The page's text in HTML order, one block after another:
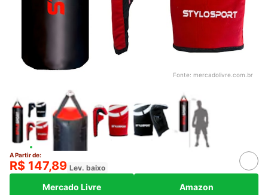
Fonte: mercadolivre.com.br
A Partir de:
R$ 147,89 Lev. baixo
Mercado Livre Amazon